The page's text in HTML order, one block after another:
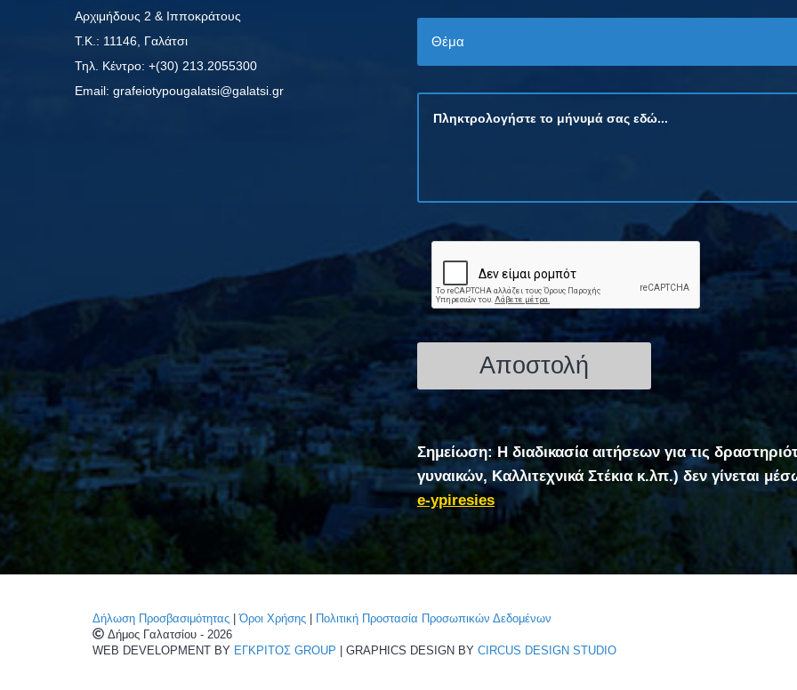
Αρχιμήδους 2 & Ιπποκράτους
Τ.Κ.: 11146, Γαλάτσι
Τηλ. Κέντρο: +(30) 213.2055300
Εmail: grafeiotypougalatsi@galatsi.gr
Σημείωση: Η διαδικασία αιτήσεων για τις
γυναικών, Καλλιτεχνικά Στέκια κ.λπ.) δεν γίνεται
e-ypiresies
Δήλωση Προσβασιμότητας |Όροι Χρήσης | Πολιτική Προστασία Προσωπικών Δεδομένων
Δήμος Γαλατσίου - 2026
WEB DEVELOPMENT BY ΕΓΚΡΙΤΟΣ GROUP | GRAPHICS DESIGN BY CIRCUS DESIGN STUDIO